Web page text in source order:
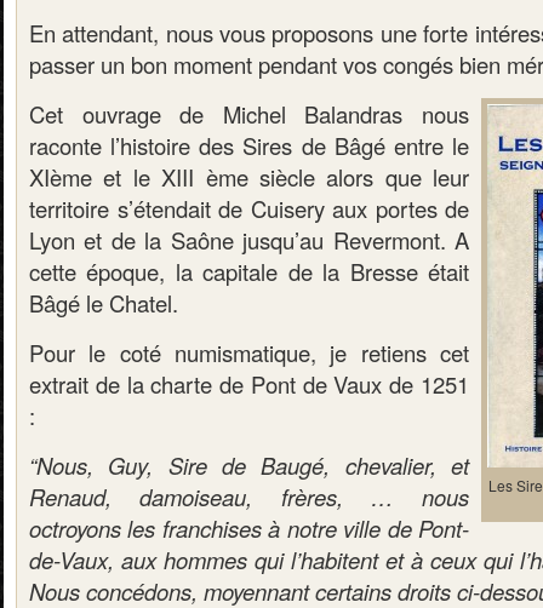
En attendant, nous vous proposons une forte
passer un bon moment pendant vos congés bien
Les
Cet ouvrage de Michel Balandras nous
raconte l’histoire des Sires de Bâgé entre le
XIème et le XIII ème siècle alors que leur
territoire s’étendait de Cuisery aux portes de
Lyon et de la Saône jusqu’au Revermont. A
cette époque, la capitale de la Bresse était
Bâgé le Chatel.
Pour le coté numismatique, je retiens cet
extrait de la charte de Pont de Vaux de 1251
:
“Nous, Guy, Sire de Baugé, chevalier, et
Renaud, damoiseau, frères, … nous
octroyons les franchises à notre ville de Pont-
de-Vaux, aux hommes qui l’habitent et à ceux qui
Nous concédons, moyennant certains droits ci-